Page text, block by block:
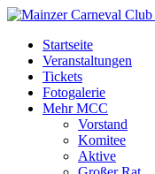
Startseite
Veranstaltungen
Tickets
Fotogalerie
Mehr MCC
Vorstand
Komitee
Aktive